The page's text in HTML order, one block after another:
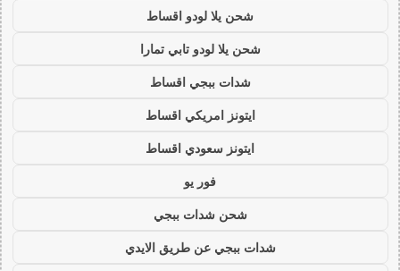
شحن يلا لودو اقساط
شحن يلا لودو تابي تمارا
شدات ببجي اقساط
ايتونز امريكي اقساط
ايتونز سعودي اقساط
فور يو
شحن شدات ببجي
شدات ببجي عن طريق الايدي